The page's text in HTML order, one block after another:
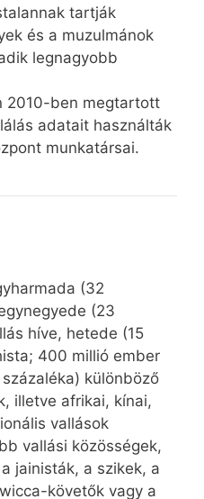
tartják
és a muzulmánok
legnagyobb
2010-ben megtartott
adatait használták
munkatársai.
(32
(23
híve, hetede (15
400 millió ember
különböző
illetve afrikai, kínai,
vallások
vallási közösségek,
jainisták, a szikek, a
követők vagy a